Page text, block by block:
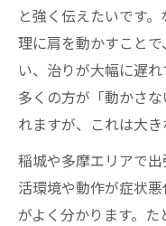
と強く伝えたいです
理に肩を動かすこと
い、治りが大幅に遅れ
多くの方が「動かさ
れますが、これは大き
稲城や多摩エリアで
活環境や動作が症状
がよく分かります。